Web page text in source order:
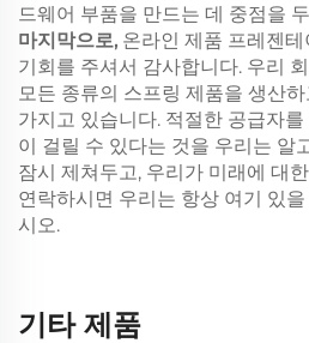
드웨어 부품을 만드는 데 중점을
마지막으로, 온라인 제품 프레젠
기회를 주셔서 감사합니다. 우리
모든 종류의 스프링 제품을 생산
가지고 있습니다. 적절한 공급자
이 걸릴 수 있다는 것을 우리는 알
잠시 제쳐두고, 우리가 미래에 대
연락하시면 우리는 항상 여기 있
시오.
기타 제품